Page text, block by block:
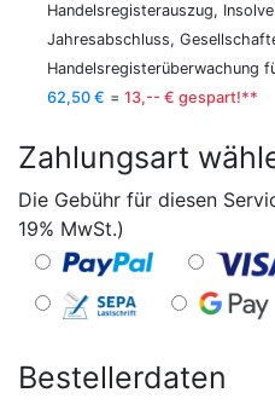
Handelsregisterauszug,
Jahresabschluss,
Handelsregisterüberwachung
62,50 € = 13,-- € gespart!**
Zahlungsart
Die Gebühr für diesen
19% MwSt.)
Bestellerdaten